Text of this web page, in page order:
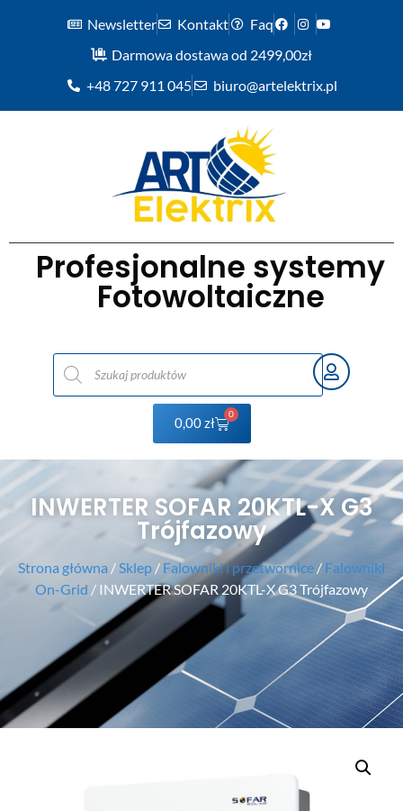
Newsletter Kontakt
Faq
Darmowa dostawa od 2499,00zł
+48 727 911 045
biuro@artelektrix.pl
Profesjonalne systemy
Fotowoltaiczne
0,00zł
0
INWERTER SOFAR 20KTL-X G3
Trójfazowy
Strona główna / Sklep / Falowniki i przetwornice / Falowniki
On-Grid / INWERTER SOFAR 20KTL-X G3 Trójfazowy